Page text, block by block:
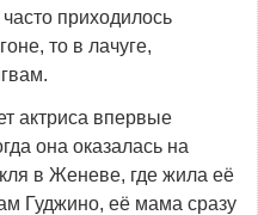
приходилось
то в лачуге,
актриса впервые
она оказалась на
в Женеве, где жила её
Гуджино, её мама сразу